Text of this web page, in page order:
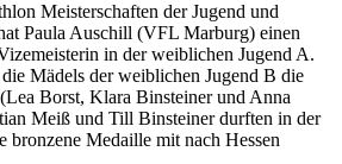
Meisterschaften der Jugend und
Paula Auschill (VFL Marburg) einen
in der weiblichen Jugend A.
Mädels der weiblichen Jugend B die
Borst, Klara Binsteiner und Anna
Meiß und Till Binsteiner durften in der
bronzene Medaille mit nach Hessen